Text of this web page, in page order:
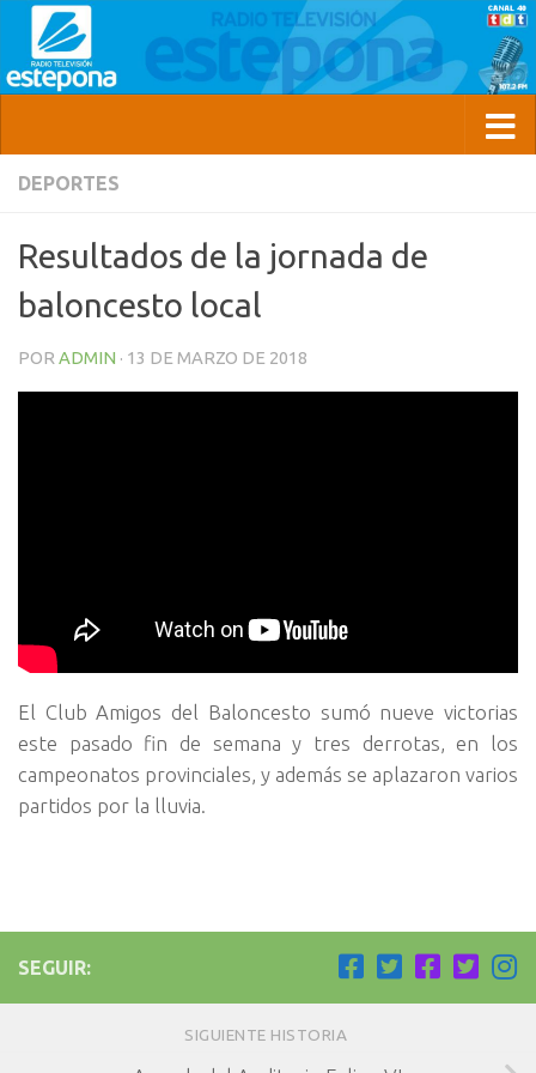
DEPORTES
Resultados de la jornada de
baloncesto local
POR ADMIN · 13 DE MARZO DE 2018
El Club Amigos del Baloncesto sumó nueve victorias
este pasado fin de semana y tres derrotas, en los
campeonatos provinciales, y además se aplazaron varios
partidos por la lluvia.
SEGUIR:
SIGUIENTE HISTORIA